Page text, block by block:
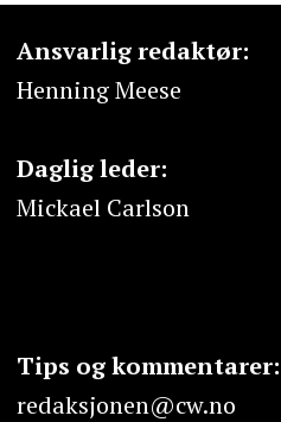
Ansvarlig redaktør:
Henning Meese
Daglig leder:
Mickael Carlson
Tips og kommentarer:
redaksjonen@cw.no